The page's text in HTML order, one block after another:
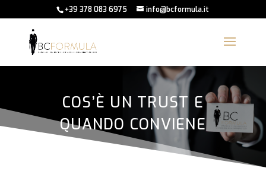
+39 378 083 6975 info@bcformula.it
COS’È UN TRUST E
QUANDO CONVIENE